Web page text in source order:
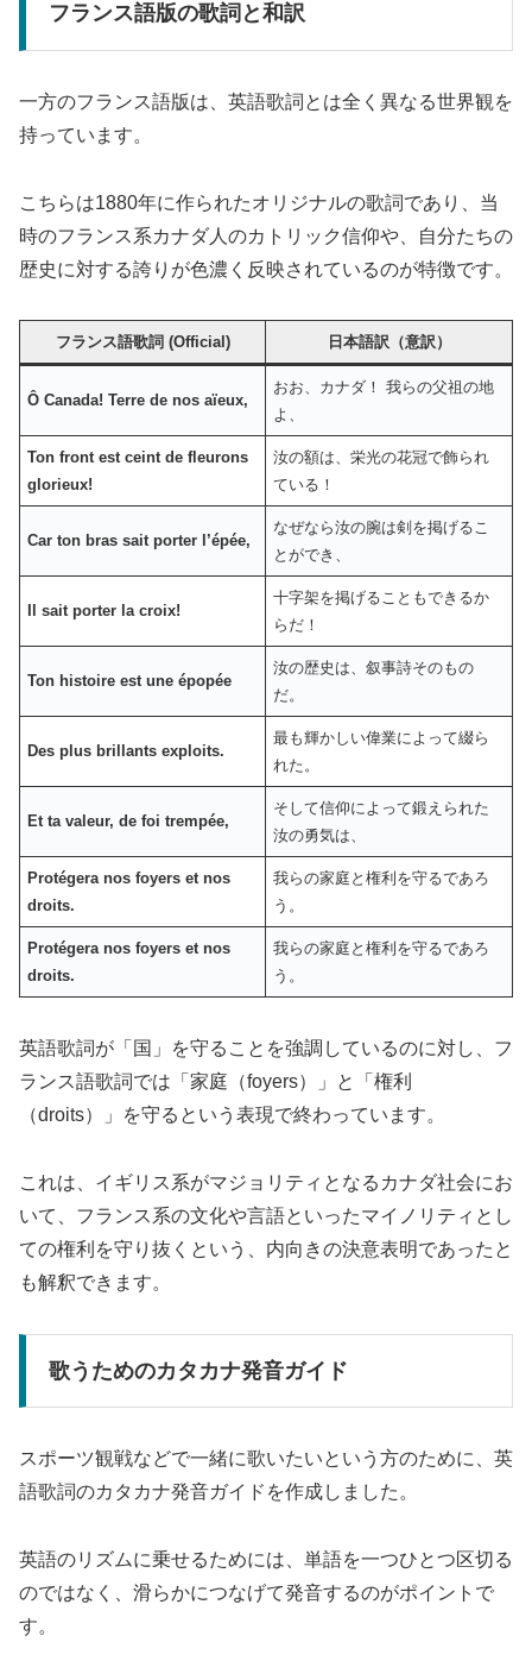
フランス語版の歌詞と和訳
一方のフランス語版は、英語歌詞とは全く異なる世界観を
持っています。
こちらは1880年に作られたオリジナルの歌詞であり、当
時のフランス系カナダ人のカトリック信仰や、自分たちの
歴史に対する誇りが色濃く反映されているのが特徴です。
フランス語歌詞 (Official) 日本語訳（意訳）
Ô Canada! Terre de nos aïeux,
おお、カナダ！ 我らの父祖の地
よ、
Ton front est ceint de fleurons
glorieux!
汝の額は、栄光の花冠で飾られ
ている！
Car ton bras sait porter l’épée,
なぜなら汝の腕は剣を掲げるこ
とができ、
Il sait porter la croix!
十字架を掲げることもできるか
らだ！
Ton histoire est une épopée
汝の歴史は、叙事詩そのもの
だ。
Des plus brillants exploits.
最も輝かしい偉業によって綴ら
れた。
Et ta valeur, de foi trempée,
そして信仰によって鍛えられた
汝の勇気は、
Protégera nos foyers et nos
droits.
我らの家庭と権利を守るであろ
う。
Protégera nos foyers et nos
droits.
我らの家庭と権利を守るであろ
う。
英語歌詞が「国」を守ることを強調しているのに対し、フ
ランス語歌詞では「家庭（foyers）」と「権利
（droits）」を守るという表現で終わっています。
これは、イギリス系がマジョリティとなるカナダ社会にお
いて、フランス系の文化や言語といったマイノリティとし
ての権利を守り抜くという、内向きの決意表明であったと
も解釈できます。
歌うためのカタカナ発音ガイド
スポーツ観戦などで一緒に歌いたいという方のために、英
語歌詞のカタカナ発音ガイドを作成しました。
英語のリズムに乗せるためには、単語を一つひとつ区切る
のではなく、滑らかにつなげて発音するのがポイントで
す。